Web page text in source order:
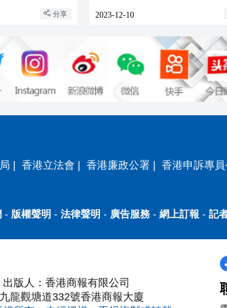
分享 2023-12-10
香港立法會 香港廉政公署 香港申訴專
- 版權聲明 - 法律聲明 - 廣告服務- 網上訂報 - 記
版人：香港商報有限公司
龍觀塘道332號香港商報大廈